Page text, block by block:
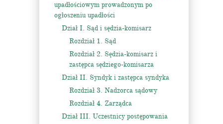
upadłościowym prowadzonym po
ogłoszeniu upadłości
Dział I. Sąd i sędzia-komisarz
Rozdział 1. Sąd
Rozdział 2. Sędzia-komisarz i
zastępca sędziego-komisarza
Dział II. Syndyk i zastępca syndyka
Rozdział 3. Nadzorca sądowy
Rozdział 4. Zarządca
Dział III. Uczestnicy postępowania